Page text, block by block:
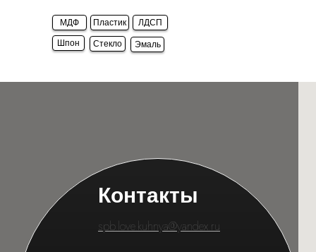
ЛДСП
Пластик
Стекло
МДФ
Шпон Эмаль
Контакты
spb.love.kuhnya@yandex.ru